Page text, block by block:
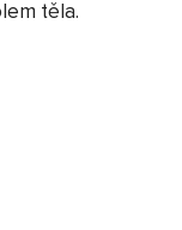
těla.